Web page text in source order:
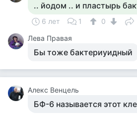
.. йодом .. и пластырь
6 лет 1
0
Лева Правая
Бы тоже бактериуидный
Алекс Венцель
БФ-6 называется этот